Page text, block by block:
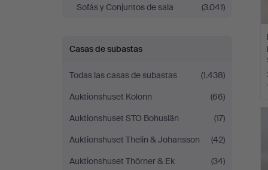
Sofás y Conjuntos de sala
(3.041)
Casas de subastas
Todas las casas de subastas
(1.438)
Auktionshuset Kolonn
(66)
Auktionshuset STO Bohuslän
(17)
Auktionshuset Thelin & Johansson
(42)
Auktionshuset Thörner & Ek
(34)